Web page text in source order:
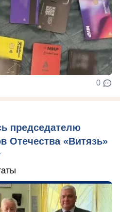
0
председателю
Отечества «Витязь»